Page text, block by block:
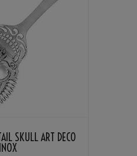
SKULL ART DÉCO
INOX